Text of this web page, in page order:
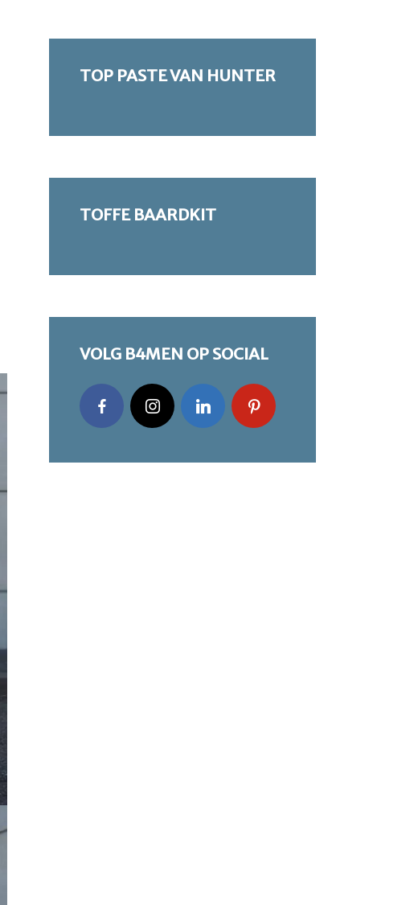
TOP PASTE VAN HUNTER
TOFFE BAARDKIT
VOLG B4MEN OP SOCIAL